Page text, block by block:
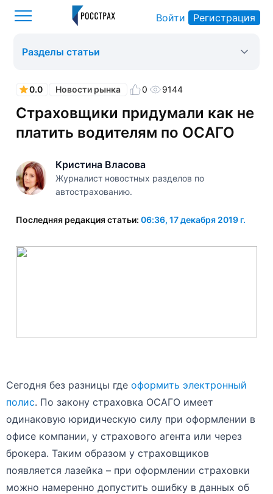
Войти Регистрация
0.0 Новости рынка 0 9144
Страховщики придумали как не
платить водителям по ОСАГО
Кристина Власова
Журналист новостных разделов по
автострахованию.
Последняя редакция статьи: 06:36, 17 декабря 2019 г.
Разделы статьи
Сегодня без разницы где оформить электронный
полис. По закону страховка ОСАГО имеет
одинаковую юридическую силу при оформлении в
офисе компании, у страхового агента или через
брокера. Таким образом у страховщиков
появляется лазейка – при оформлении страховки
можно намеренно допустить ошибку в данных об